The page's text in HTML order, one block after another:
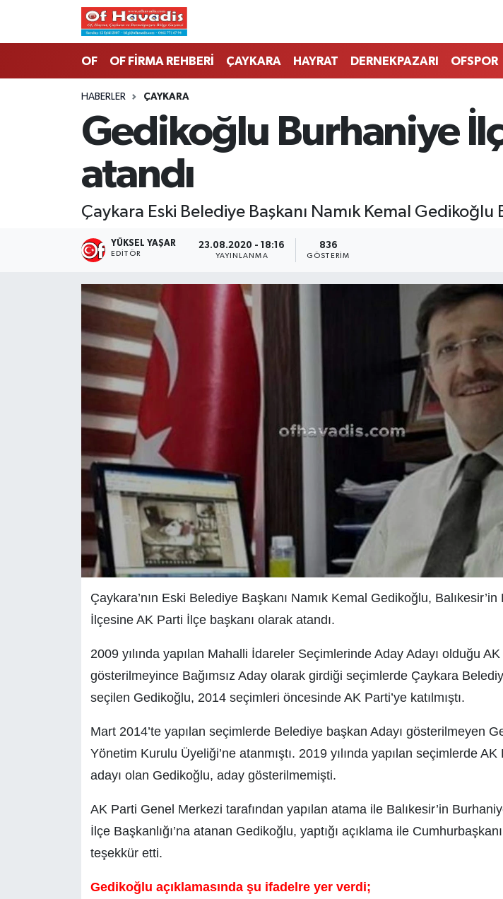
OF OF FİRMA REHBERİ ÇAYKARA HAYRAT DERNEKPAZARI OFSPOR
HABERLER ÇAYKARA
Gedikoğlu Burhaniye
atandı
Çaykara Eski Belediye Başkanı Namık Kemal Gedikoğlu
YÜKSEL YAŞAR
EDITÖR
23.08.2020 - 18:16
YAYINLANMA
836
GÖSTERIM
Çaykara’nın Eski Belediye Başkanı Namık Kemal Gedikoğlu,
İlçesine AK Parti İlçe başkanı olarak atandı.
2009 yılında yapılan Mahalli İdareler Seçimlerinde Aday Adayı olduğu
gösterilmeyince Bağımsız Aday olarak girdiği seçimlerde Çaykara
seçilen Gedikoğlu, 2014 seçimleri öncesinde AK Parti’ye katılmıştı.
Mart 2014’te yapılan seçimlerde Belediye başkan Adayı gösterilmeyen
Yönetim Kurulu Üyeliği’ne atanmıştı. 2019 yılında yapılan seçimlerde AK
adayı olan Gedikoğlu, aday gösterilmemişti.
AK Parti Genel Merkezi tarafından yapılan atama ile Balıkesir’in
İlçe Başkanlığı’na atanan Gedikoğlu, yaptığı açıklama ile
teşekkür etti.
Gedikoğlu açıklamasında şu ifadelre yer verdi;
Trabzon Nöbetçi Eczaneler
Trabzon Namaz Vakitleri
Trabzon Trafik Yoğunluk Haritası
Haber Arşivi